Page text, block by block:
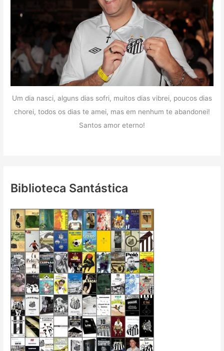
Um dia nasci, alguns dias sofri, muitos dias vibrei, poucos dias
chorei, todos os dias te amei, mas em nenhum te abandonei!
Santos amor eterno!
Biblioteca Santástica